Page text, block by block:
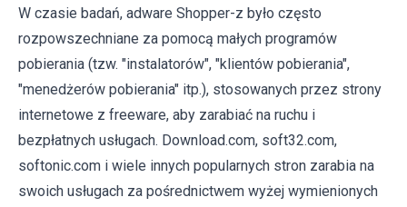
W czasie badań, adware Shopper-z było często
rozpowszechniane za pomocą małych programów
pobierania (tzw. "instalatorów", "klientów pobierania",
"menedżerów pobierania" itp.), stosowanych przez strony
internetowe z freeware, aby zarabiać na ruchu i
bezpłatnych usługach. Download.com, soft32.com,
softonic.com i wiele innych popularnych stron zarabia na
swoich usługach za pośrednictwem wyżej wymienionych